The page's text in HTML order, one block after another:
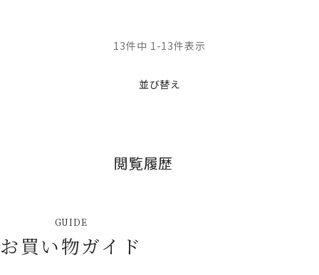
並び替え
13件中 1-13件表示
閲覧履歴
GUIDE
お買い物ガイド